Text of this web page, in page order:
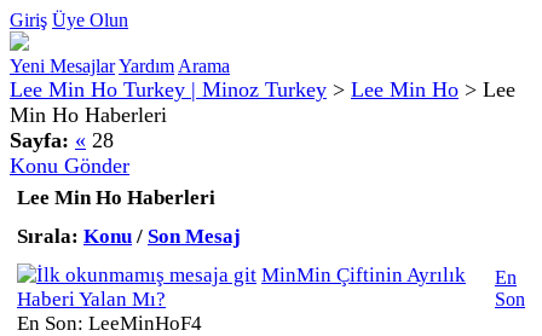
Giriş Üye Olun
Yeni MesajlarYardım Arama
Lee Min Ho Turkey | Minoz Turkey > Lee Min Ho > Lee
Min Ho Haberleri
Sayfa: « 28
Konu Gönder
Lee Min Ho Haberleri
Sırala: Konu / Son Mesaj
MinMin Çiftinin Ayrılık
Haberi Yalan Mı?
En Son: LeeMinHoF4
En
Son